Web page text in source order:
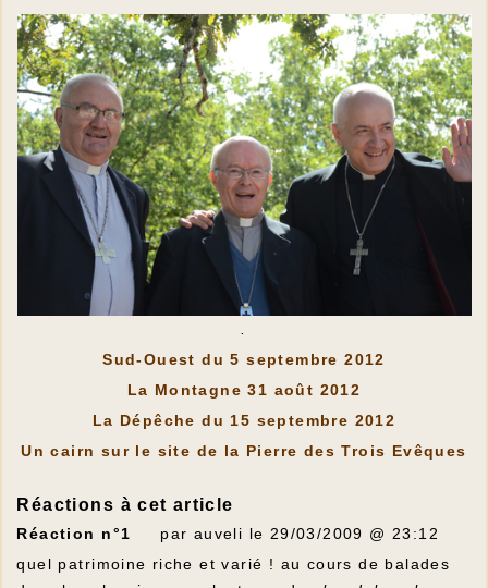
Sud-Ouest du 5 septembre 2012
La Montagne 31 août 2012
La Dépêche du 15 septembre 2012
Un cairn sur le site de la Pierre des Trois Evêques
Réactions à cet article
Réaction n°1
par auveli le 29/03/2009 @ 23:12
quel patrimoine riche et varié ! au cours de balades